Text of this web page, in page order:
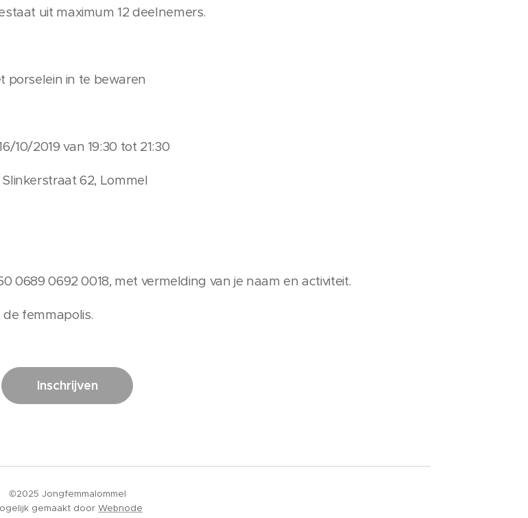
uit maximum 12 deelnemers.
in te bewaren
10/2019 van 19:30 tot 21:30
62, Lommel
0689 0692 0018, met vermelding van je naam en activiteit.
femmapolis.
Inschrijven
©2025 Jongfemmalommel
gemaakt door Webnode